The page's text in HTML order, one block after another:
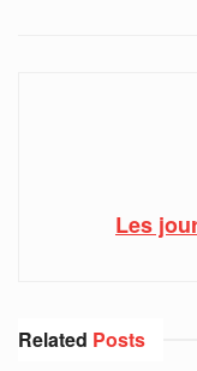
Les
Related Posts